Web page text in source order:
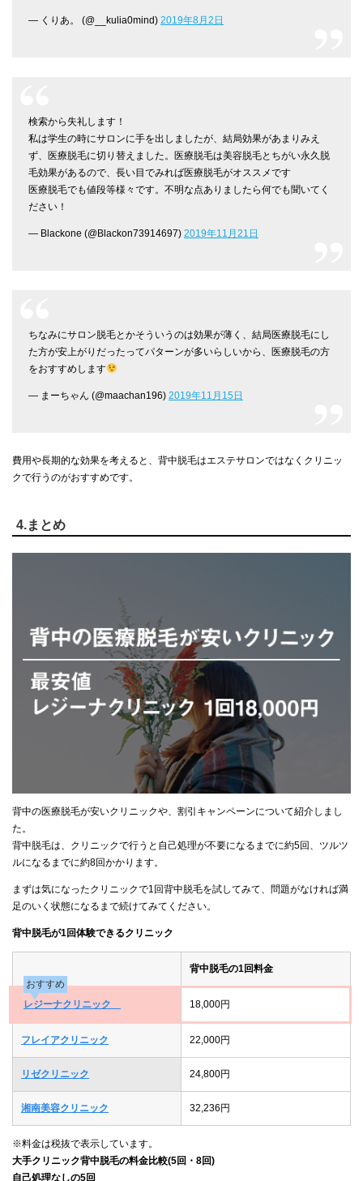
— くりあ。 (@__kulia0mind) 2019年8月2日
検索から失礼します！
私は学生の時にサロンに手を出しましたが、結局効果があまりみえ
ず、医療脱毛に切り替えました。医療脱毛は美容脱毛とちがい永久脱
毛効果があるので、長い目でみれば医療脱毛がオススメです
医療脱毛でも値段等様々です。不明な点ありましたら何でも聞いてく
ださい！
— Blackone (@Blackon73914697) 2019年11月21日
ちなみにサロン脱毛とかそういうのは効果が薄く、結局医療脱毛にし
た方が安上がりだったってパターンが多いらしいから、医療脱毛の方
をおすすめします
— まーちゃん (@maachan196) 2019年11月15日
費用や長期的な効果を考えると、背中脱毛はエステサロンではなくクリニッ
クで行うのがおすすめです。
4.まとめ
背中の医療脱毛が安いクリニックや、割引キャンペーンについて紹介しまし
た。
背中脱毛は、クリニックで行うと自己処理が不要になるまでに約5回、ツルツ
ルになるまでに約8回かかります。
まずは気になったクリニックで1回背中脱毛を試してみて、問題がなければ満
足のいく状態になるまで続けてみてください。
背中脱毛が1回体験できるクリニック
背中脱毛の1回料金
おすすめ
レジーナクリニック
18,000円
フレイアクリニック 22,000円
リゼクリニック 24,800円
湘南美容クリニック 32,236円
※料金は税抜で表示しています。
大手クリニック背中脱毛の料金比較(5回・8回)
自己処理なしの5回